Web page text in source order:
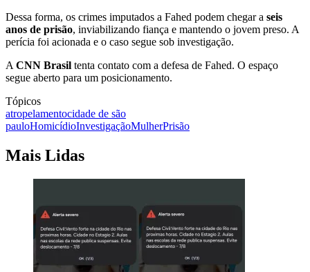
Dessa forma, os crimes imputados a Fahed podem chegar a seis
anos de prisão, inviabilizando fiança e mantendo o jovem preso. A
perícia foi acionada e o caso segue sob investigação.
A CNN Brasil tenta contato com a defesa de Fahed. O espaço
segue aberto para um posicionamento.
Tópicos
atropelamentocidade de são
pauloHomicídioInvestigaçãoMulherPrisão
Mais Lidas